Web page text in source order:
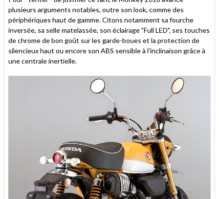
plusieurs arguments notables, outre son look, comme des
périphériques haut de gamme. Citons notamment sa fourche
inversée, sa selle matelassée, son éclairage "Full LED", ses touches
de chrome de bon goût sur les garde-boues et la protection de
silencieux haut ou encore son ABS sensible à l'inclinaison grâce à
une centrale inertielle.